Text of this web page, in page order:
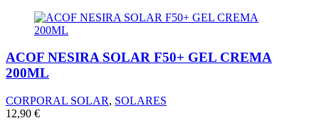
ACOF NESIRA SOLAR F50+ GEL CREMA
200ML
CORPORAL SOLAR, SOLARES
12,90 €